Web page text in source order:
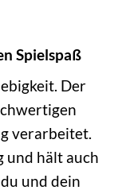
Spielspaß
Der
verarbeitet.
und hält auch
und dein